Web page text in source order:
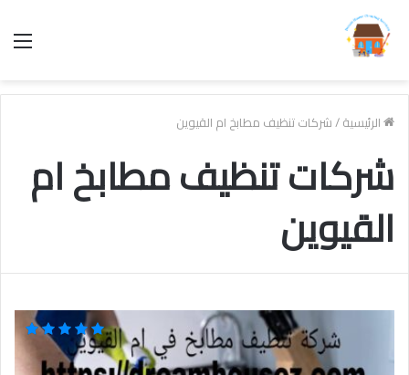
الرئيسية/شركات تنظيف مطابخ ام القيوين
شركات تنظيف مطابخ ام
القيوين